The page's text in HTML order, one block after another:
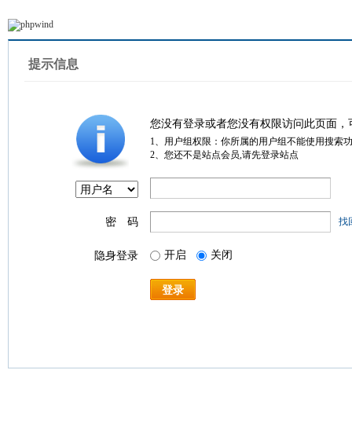
提示信息
您没有登录或者您没有权限访问此页面
1、用户组权限：你所属的用户组不能使用搜索
2、您还不是站点会员,请先登录站点
密 码 找
隐身登录 开启 关闭
登录